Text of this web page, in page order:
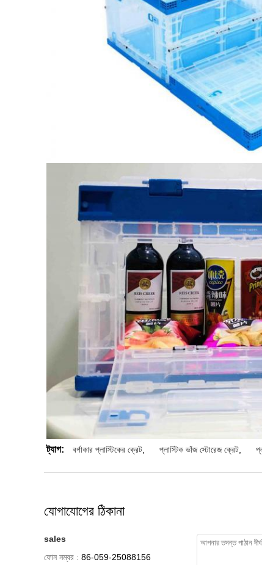
ট্যাগ: বর্গাকার প্লাস্টিকের ক্রেট প্লাস্টিক ভাঁজ স্টোরেজ ক্রেট
যোগাযোগের ঠিকানা
sales
ফোন নম্বর : 86-059-25088156